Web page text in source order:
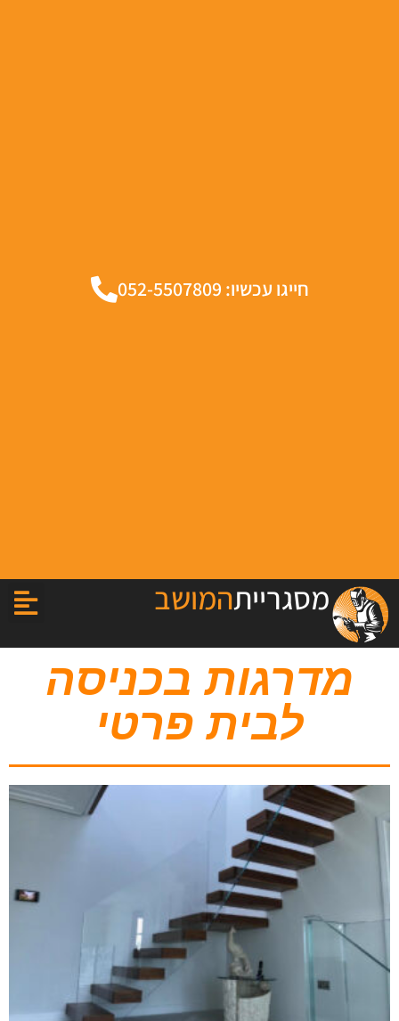
חייגו עכשיו: 052-5507809
מסגרייתהמושב
מדרגות בכניסה
לבית פרטי